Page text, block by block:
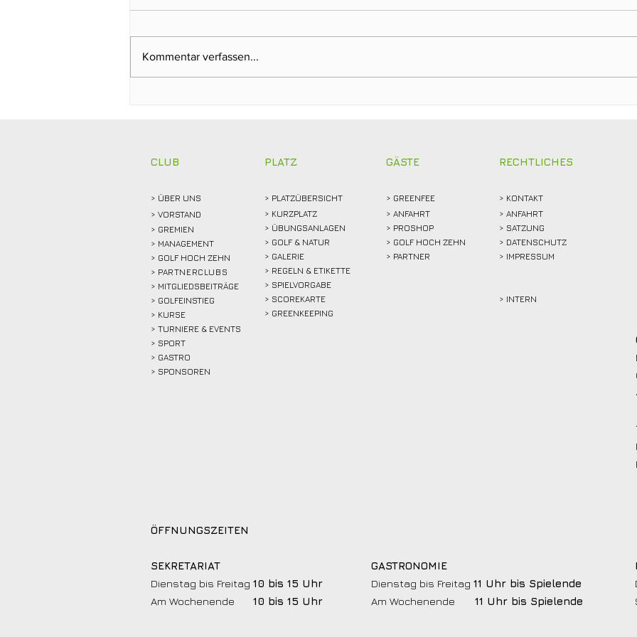
Kommentar verfassen...
CLUB
> ÜBER UNS
> VORSTAND
> GREMIEN
> MANAGEMENT
> GOLF HOCH ZEHN
> PARTNERCLUBS
> MITGLIEDSBEITRÄGE
> GOLFEINSTIEG
> KURSE
> TURNIERE & EVENTS
> SPORT
> GASTRO
> SPONSOREN
PLATZ
> PLATZÜBERSICHT
> KURZPLATZ
> ÜBUNGSANLAGEN
> GOLF & NATUR
> GALERIE
> REGELN & ETIKETTE
> SPIELVORGABE
> SCOREKARTE
> GREENKEEPING
GÄSTE
> GREENFEE
> ANFAHRT
> PROSHOP
> GOLF HOCH ZEHN
> PARTNER
RECHTLICHES
> KONTAKT
> ANFAHRT
> SATZUNG
> DATENSCHUTZ
> IMPRESSUM
> INTERN
ÖFFNUNGSZEITEN
SEKRETARIAT
Dienstag bis Freitag 10 bis 15 Uhr
Am Wochenende
10 bis 15 Uhr
GASTRONOMIE
Dienstag bis Freitag 11 Uhr bis Spielende
Am Wochenende 11 Uhr bis Spielende